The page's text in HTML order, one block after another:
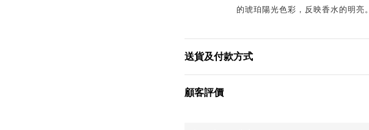
的琥珀陽光色彩，反映香水的明亮。
送貨及付款方式
顧客評價